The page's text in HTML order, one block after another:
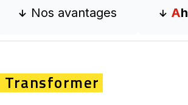
Nos avantages Ah
Transformer